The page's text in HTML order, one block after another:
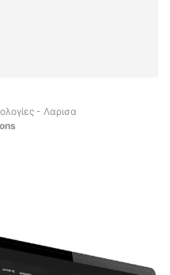
- Λαρισα